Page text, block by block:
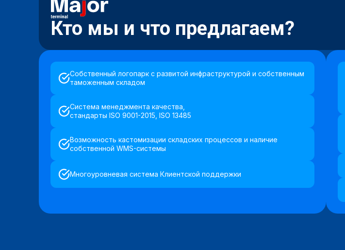
Кто мы и что предлагаем?
Собственный логопарк с развитой инфраструктурой и собственным
таможенным складом
Система менеджмента качества,
стандарты ISO 9001-2015, ISO 13485
Возможность кастомизации складских процессов и наличие
собственной WMS-системы
Многоуровневая система Клиентской поддержки